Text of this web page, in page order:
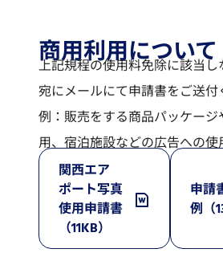
商用利用について
上記規程の使用料免除に該当
宛にメールにて申請書をご送付
例：販売をする商品パッケー
用、宿泊施設などの広告への使
関西エア
ポート写真
使用申請書
（11KB）
申請
例（